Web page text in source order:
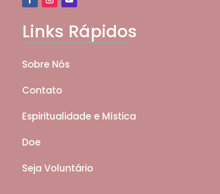
Links Rápidos
Sobre Nós
Contato
Espiritualidade e Mística
Doe
Seja Voluntário